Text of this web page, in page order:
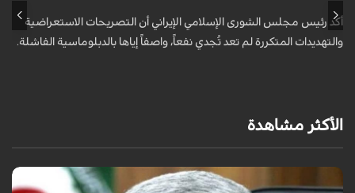
أكد رئيس مجلس الشورى الإسلامي الإيراني أن التصريحات الاستعراضية
والتهديدات المتكررة لم تعد تُجدي نفعاً، واصفاً إياها بالدبلوماسية الفاشلة.
الأكثر مشاهدة